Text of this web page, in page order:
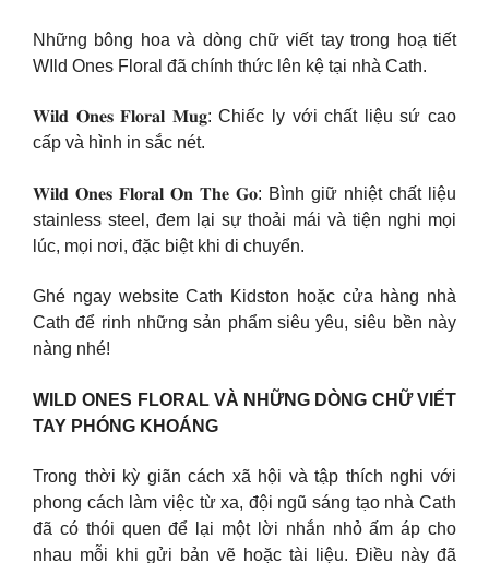
Những bông hoa và dòng chữ viết tay trong hoạ tiết
WIld Ones Floral đã chính thức lên kệ tại nhà Cath.
𝐖𝐢𝐥𝐝 𝐎𝐧𝐞𝐬 𝐅𝐥𝐨𝐫𝐚𝐥 𝐌𝐮𝐠: Chiếc ly với chất liệu sứ cao
cấp và hình in sắc nét.
𝐖𝐢𝐥𝐝 𝐎𝐧𝐞𝐬 𝐅𝐥𝐨𝐫𝐚𝐥 𝐎𝐧 𝐓𝐡𝐞 𝐆𝐨: Bình giữ nhiệt chất liệu
stainless steel, đem lại sự thoải mái và tiện nghi mọi
lúc, mọi nơi, đặc biệt khi di chuyển.
Ghé ngay website Cath Kidston hoặc cửa hàng nhà
Cath để rinh những sản phẩm siêu yêu, siêu bền này
nàng nhé!
WILD ONES FLORAL VÀ NHỮNG DÒNG CHỮ VIẾT
TAY PHÓNG KHOÁNG
Trong thời kỳ giãn cách xã hội và tập thích nghi với
phong cách làm việc từ xa, đội ngũ sáng tạo nhà Cath
đã có thói quen để lại một lời nhắn nhỏ ấm áp cho
nhau mỗi khi gửi bản vẽ hoặc tài liệu. Điều này đã